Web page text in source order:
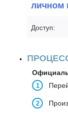
личном
Доступ: